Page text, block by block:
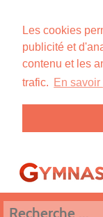
Les cookies
publicité et
contenu et les
trafic. En savoir